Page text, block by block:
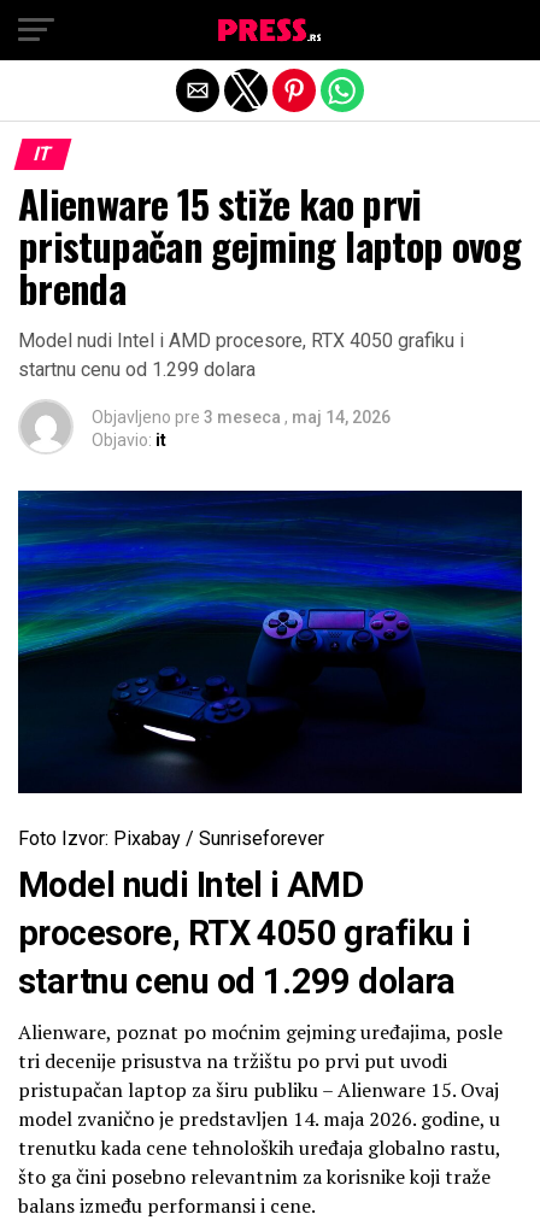
IT
Alienware 15 stiže kao prvi
pristupačan gejming laptop ovog
brenda
Model nudi Intel i AMD procesore, RTX 4050 grafiku i
startnu cenu od 1.299 dolara
Objavljeno pre 3 meseca , maj 14, 2026
Objavio: it
Foto Izvor: Pixabay / Sunriseforever
Model nudi Intel i AMD
procesore, RTX 4050 grafiku i
startnu cenu od 1.299 dolara
Alienware, poznat po moćnim gejming uređajima, posle
tri decenije prisustva na tržištu po prvi put uvodi
pristupačan laptop za širu publiku – Alienware 15. Ovaj
model zvanično je predstavljen 14. maja 2026. godine, u
trenutku kada cene tehnoloških uređaja globalno rastu,
što ga čini posebno relevantnim za korisnike koji traže
balans između performansi i cene.
Exit mobile version